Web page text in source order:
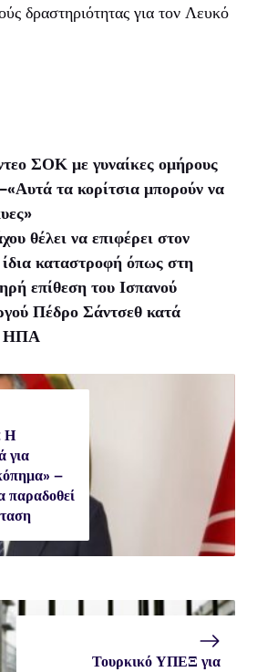
δραστηριότητας για τον Λευκό
ΣΟΚ με γυναίκες ομήρους
τα κορίτσια μπορούν να
θέλει να επιφέρει στον
καταστροφή όπως στη
επίθεση του Ισπανού
Πέδρο Σάντσεθ κατά
ΗΠΑ
Η
για
–
παραδοθεί
Τουρκικό ΥΠΕΞ για